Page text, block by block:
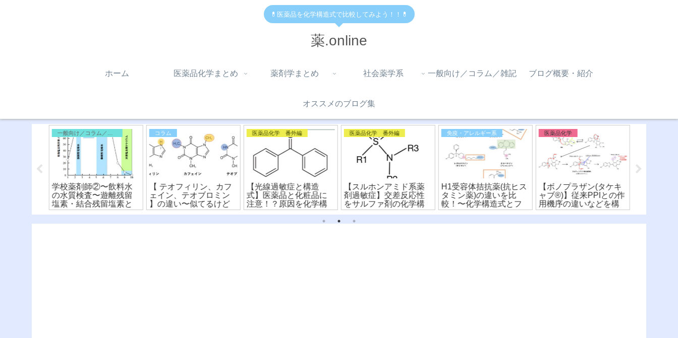
💊医薬品を化学構造式で比較してみよう！！💊
薬.online
ホーム 医薬品化学まとめ 薬剤学まとめ 社会薬学系 一般向け／コラム／雑記 ブログ概要・紹介
オススメのブログ集
学校薬剤師②〜飲料水
の水質検査〜遊離残留
塩素・結合残留塩素と
消費量・要求量
コラム
【 テオフィリン、カフ
ェイン、テオブロミン
】の違い〜似てるけど
違う？！化学構造式の
医薬品化学 番外編
【光線過敏症と構造
式】医薬品と化粧品に
注意！？原因を化学構
造式から解説！
医薬品化学 番外編
【スルホンアミド系薬
剤過敏症】交差反応性
をサルファ剤の化学構
造式から比較！
免疫・アレルギー系
H1受容体拮抗薬(抗ヒス
タミン薬)の違いを比
較！〜化学構造式とフ
ァーマコフォア〜(※有
医薬品化学
【ボノプラザン(タケキ
ャブ®︎)】従来PPIとの作
用機序の違いなどを構
造式から比較！